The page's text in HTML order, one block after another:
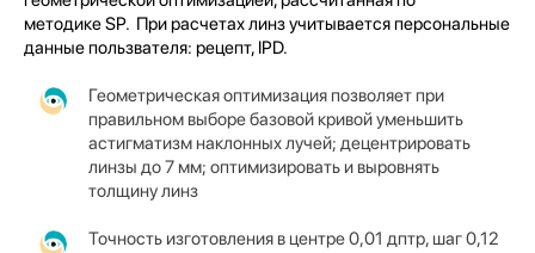
методике SP. При расчетах линз учитывается персональные
данные пользвателя: рецепт, IPD.
Геометрическая оптимизация позволяет при
правильном выборе базовой кривой уменьшить
астигматизм наклонных лучей; децентрировать
линзы до 7 мм; оптимизировать и выровнять
толщину линз
Точность изготовления в центре 0,01 дптр, шаг 0,12